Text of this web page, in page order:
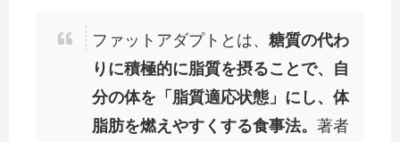
ファットアダプトとは、 糖質の代わ
りに積極的に脂質を摂ることで、自
分の体を「脂質適応状態」にし、体
脂肪を燃えやすくする食事法。 著者